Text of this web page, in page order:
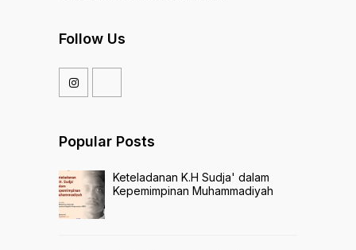
Follow Us
Popular Posts
Keteladanan K.H Sudja' dalam
Kepemimpinan Muhammadiyah